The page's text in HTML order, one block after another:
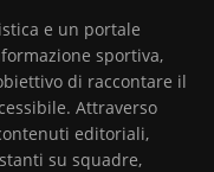
e un portale
sportiva,
di raccontare il
Attraverso
editoriali,
su squadre,